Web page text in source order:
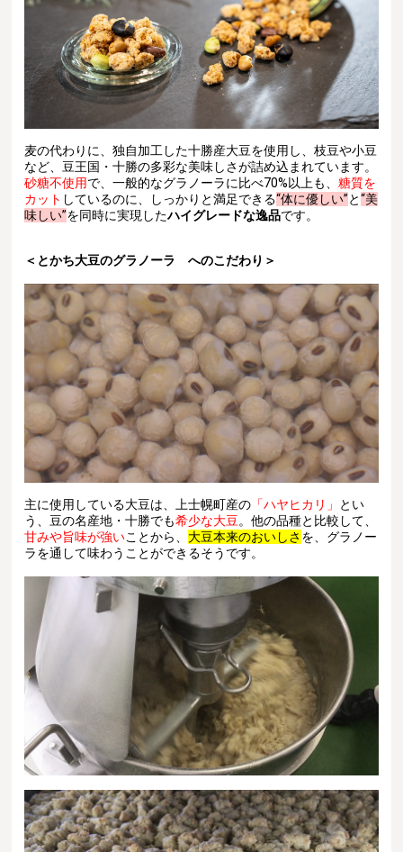
麦の代わりに、独自加工した十勝産大豆を使用し、枝豆や小豆
など、 豆王国・十勝の多彩な美味しさが詰め込まれています。
砂糖不使用で、一般的なグラノーラに比べ70%以上も、糖質を
カット しているのに、 しっかりと満足できる“体に優しい”と“美
味しい”を同時に実現したハイグレードな逸品です。
＜ とかち大豆のグラノーラ へのこだわり＞
主に使用している大豆は、上士幌町産の 「ハヤヒカリ」 とい
う、豆の名産地・十勝でも希少な大豆。他の品種と比較して、
甘みや旨味が強いことから、 大豆本来のおいしさ を、グラノー
ラを通して味わうことができるそうです。